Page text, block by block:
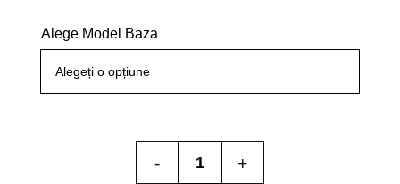
Alege Model Baza
-
Cantitate
+